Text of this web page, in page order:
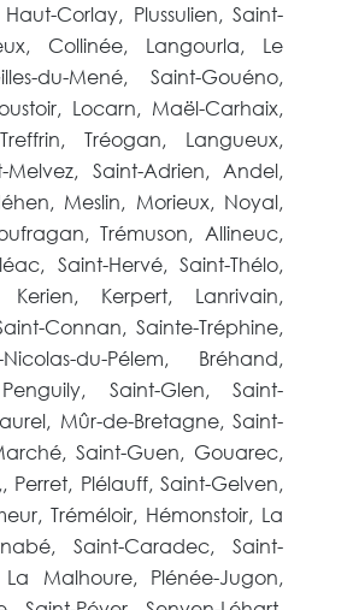
Corlay, Plussulien, Saint-
Collinée, Langourla, Le
du-Mené, Saint-Gouéno,
Locarn, Maël-Carhaix,
Tréogan, Langueux,
Saint-Adrien, Andel,
Meslin, Morieux, Noyal,
Trémuson, Allineuc,
Saint-Hervé, Saint-Thélo,
Kerien, Kerpert, Lanrivain,
Connan, Sainte-Tréphine,
du-Pélem, Bréhand,
Saint-Glen, Saint-
Mûr-de-Bretagne, Saint-
Saint-Guen, Gouarec,
Perret, Plélauff, Saint-Gelven,
Tréméloir, Hémonstoir, La
Saint-Caradec, Saint-
Malhoure, Plénée-Jugon,